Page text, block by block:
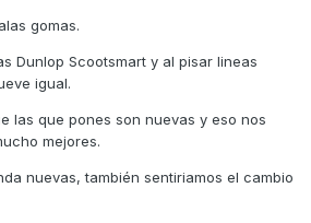
gomas.
Dunlop Scootsmart y al pisar lineas
igual.
las que pones son nuevas y eso nos
mejores.
nuevas, también sentiriamos el cambio